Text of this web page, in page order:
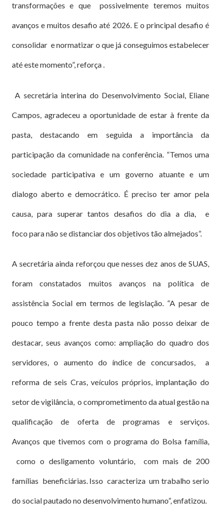
transformações e que possivelmente teremos muitos
avanços e muitos desafio até 2026. E o principal desafio é
consolidar e normatizar o que já conseguimos estabelecer
até este momento”, reforça .
A secretária interina do Desenvolvimento Social, Eliane
Campos, agradeceu a oportunidade de estar à frente da
pasta, destacando em seguida a importância da
participação da comunidade na conferência. “Temos uma
sociedade participativa e um governo atuante e um
dialogo aberto e democrático. É preciso ter amor pela
causa, para superar tantos desafios do dia a dia, e
foco para não se distanciar dos objetivos tão almejados”.
A secretária ainda reforçou que nesses dez anos de SUAS,
foram constatados muitos avanços na política de
assistência Social em termos de legislação. “A pesar de
pouco tempo a frente desta pasta não posso deixar de
destacar, seus avanços como: ampliação do quadro dos
servidores, o aumento do índice de concursados, a
reforma de seis Cras, veículos próprios, implantação do
setor de vigilância, o comprometimento da atual gestão na
qualificação de oferta de programas e serviços.
Avanços que tivemos com o programa do Bolsa família,
como o desligamento voluntário, com mais de 200
famílias beneficiárias. Isso caracteriza um trabalho serio
do social pautado no desenvolvimento humano”, enfatizou.